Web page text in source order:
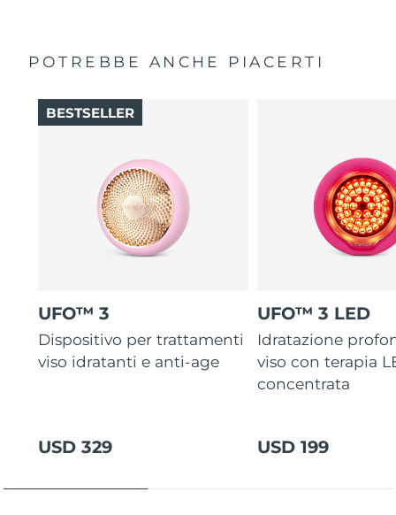
POTREBBE ANCHE PIACERTI
UFO™ 3
Dispositivo per trattamenti
viso idratanti e anti-age
USD 329
BESTSELLER
UFO™ 3 LED
Idratazione
viso con terapia
concentrata
USD 199